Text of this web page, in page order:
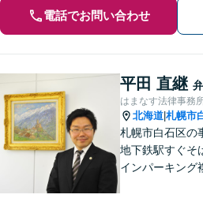
電話でお問い合わせ
平田 直継
はまなす法律事務
北海道 札幌市
札幌市白石区の
地下鉄駅すぐそ
インパーキング